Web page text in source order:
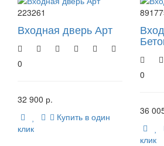
223261
Входная дверь Арт
0
32 900 р.
Купить в один
клик
0
36
клик